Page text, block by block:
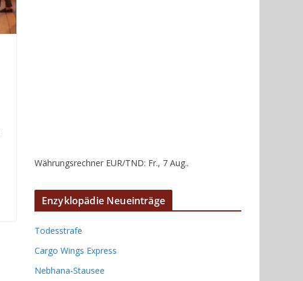
Währungsrechner EUR/TND: Fr., 7 Aug..
Enzyklopädie Neueinträge
Todesstrafe
Cargo Wings Express
Nebhana-Stausee